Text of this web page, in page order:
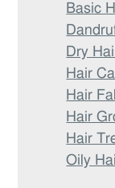
Basic
Dry
Hair
Hair
Hair
Hair
Oily